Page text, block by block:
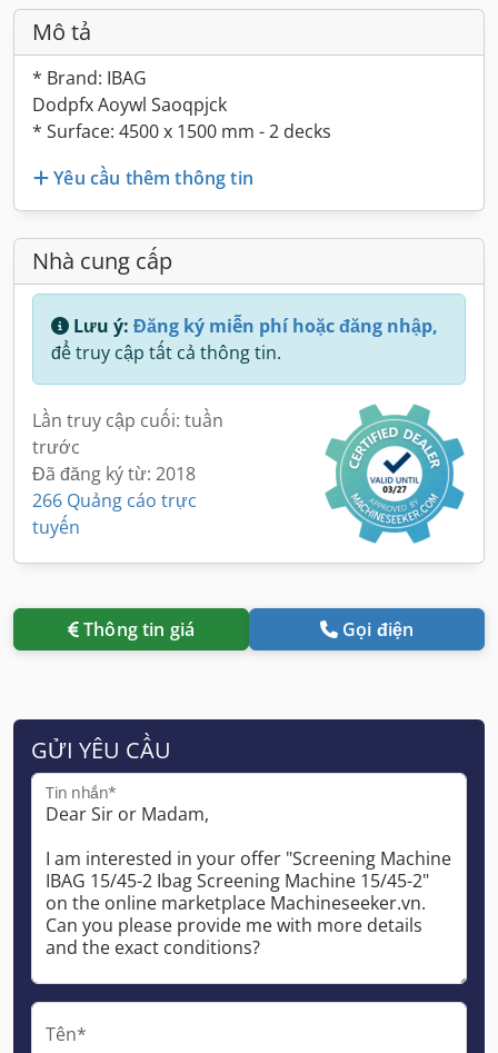
Mô tả
* Brand: IBAG
Dodpfx Aoywl Saoqpjck
* Surface: 4500 x 1500 mm - 2 decks
Yêu cầu thêm thông tin
Nhà cung cấp
Lưu ý: Đăng ký miễn phí hoặc đăng nhập,
để truy cập tất cả thông tin.
Lần truy cập cuối: tuần
trước
Đã đăng ký từ: 2018
266 Quảng cáo trực
tuyến
Thông tin giá Gọi điện
GỬI YÊU CẦU
Tin nhắn*
Tên*